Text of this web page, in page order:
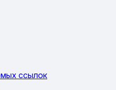
ссылок